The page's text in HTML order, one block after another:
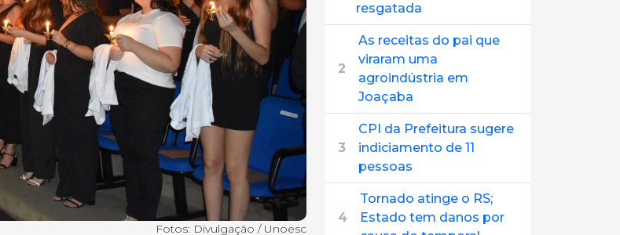
Fotos: Divulgação / Unoesc
resgatada
2
As receitas do pai que
viraram uma
agroindústria em
Joaçaba
3
CPI da Prefeitura sugere
indiciamento de 11
pessoas
4
Tornado atinge o RS;
Estado tem danos por